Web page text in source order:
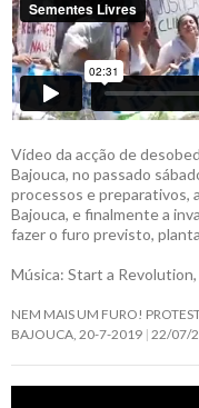
Vídeo da acção de
Bajouca, no passado
processos e preparativos,
Bajouca, e finalmente a
fazer o furo previsto,
Música: Start a
NEM MAIS UM FURO!
BAJOUCA, 20-7-2019 22/07/